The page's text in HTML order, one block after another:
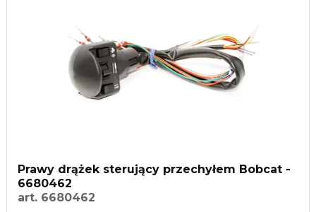
Prawy drążek sterujący przechyłem Bobcat -
6680462
art. 6680462